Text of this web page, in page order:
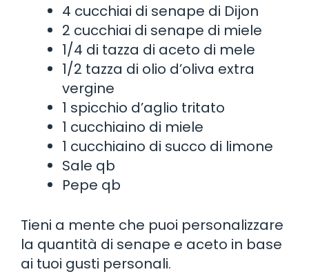
4 cucchiai di senape di Dijon
2 cucchiai di senape di miele
1/4 di tazza di aceto di mele
1/2 tazza di olio d’oliva extra
vergine
1 spicchio d’aglio tritato
1 cucchiaino di miele
1 cucchiaino di succo di limone
Sale qb
Pepe qb
Tieni a mente che puoi personalizzare
la quantità di senape e aceto in base
ai tuoi gusti personali.